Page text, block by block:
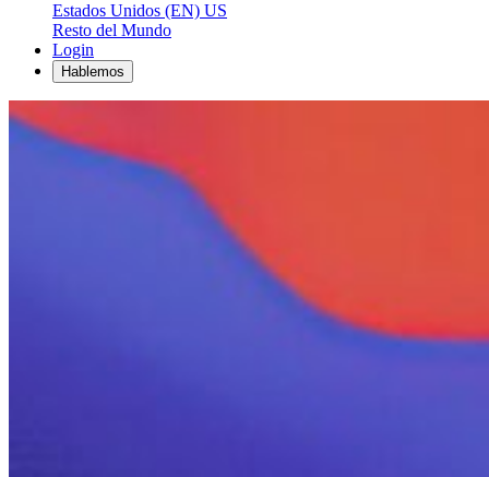
Estados Unidos (EN) US
Resto del Mundo
Login
Hablemos